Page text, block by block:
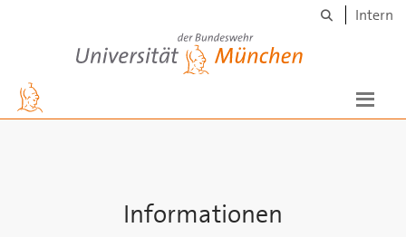
Universität der Bundeswehr München
Intern
Informationen